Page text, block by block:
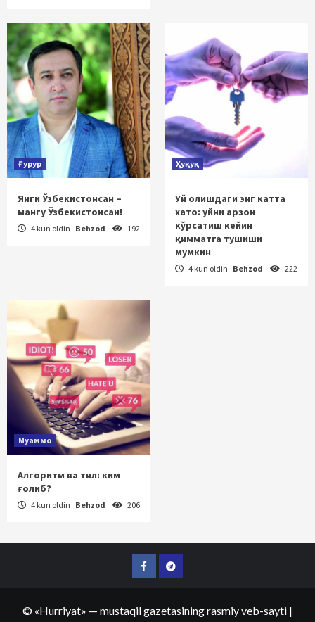
Ғурур
Янги Ўзбекистонсан –
мангу Ўзбекистонсан!
4 kun oldin Behzod 192
Ҳуқуқ
Уй олишдаги энг катта
хато: уйни арзон
кўрсатиш кейин
қимматга тушиши
мумкин
4 kun oldin Behzod 222
Муаммо
Алгоритм ва тил: ким
ғолиб?
4 kun oldin Behzod 206
FacebookTelegram
© «Hurriyat» — mustaqil gazetasining rasmiy veb-sayti |